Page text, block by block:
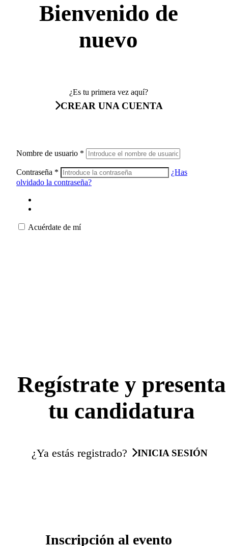
Bienvenido de
nuevo
¿Es tu primera vez aquí?
CREAR UNA CUENTA
Nombre de usuario *
Contraseña *
¿Has
olvidado la contraseña?
Acuérdate de mí
Regístrate y presenta
tu candidatura
¿Ya estás registrado? INICIA SESIÓN
Inscripción al evento